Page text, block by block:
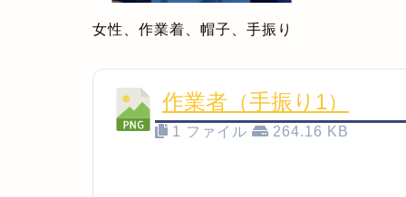
女性、作業着、帽子、手振り
作業者（手振り1）
1 ファイル 264.16 KB